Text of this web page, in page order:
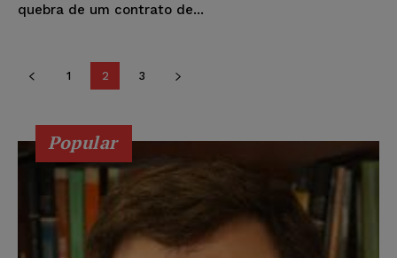
quebra de um contrato de...
1 2 3
Popular